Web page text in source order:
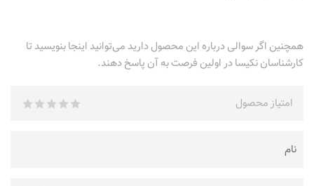
همچنین اگر سوالی درباره این محصول دارید می‌توانید اینجا بنویسید تا
کارشناسان نکیسا در اولین فرصت به آن پاسخ دهند.
امتیاز محصول